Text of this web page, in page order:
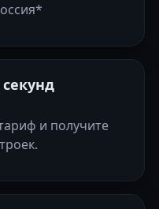
и получите